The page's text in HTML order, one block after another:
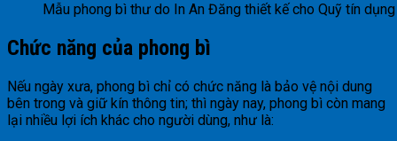
Mẫu phong bì thư do In An Đăng thiết kế cho Quỹ tín
Chức năng của phong bì
Nếu ngày xưa, phong bì chỉ có chức năng là bảo vệ nội dung
bên trong và giữ kín thông tin; thì ngày nay, phong bì còn mang
lại nhiều lợi ích khác cho người dùng, như là: